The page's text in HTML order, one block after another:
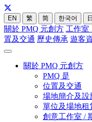
EN 繁 简 한국어
關於 PMQ 元創方 工作室
置及交通 歷史傳承 遊客
關於 PMQ 元創方
PMQ 是
位置及交通
場地簡介及設
單位及場地租
創意工作室 /